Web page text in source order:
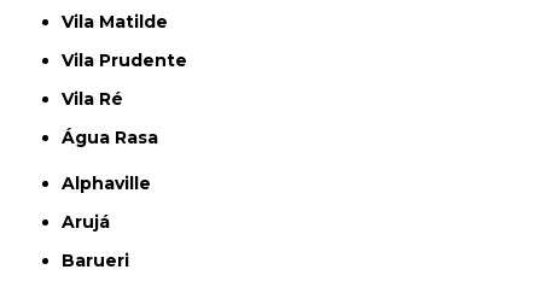
Vila Matilde
Vila Prudente
Vila Ré
Água Rasa
Alphaville
Arujá
Barueri